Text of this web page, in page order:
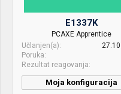
j
E1337K
PCAXE Apprentice
Učlanjen(a)
Poruka
Rezultat reagovanja
Moja konfiguracija